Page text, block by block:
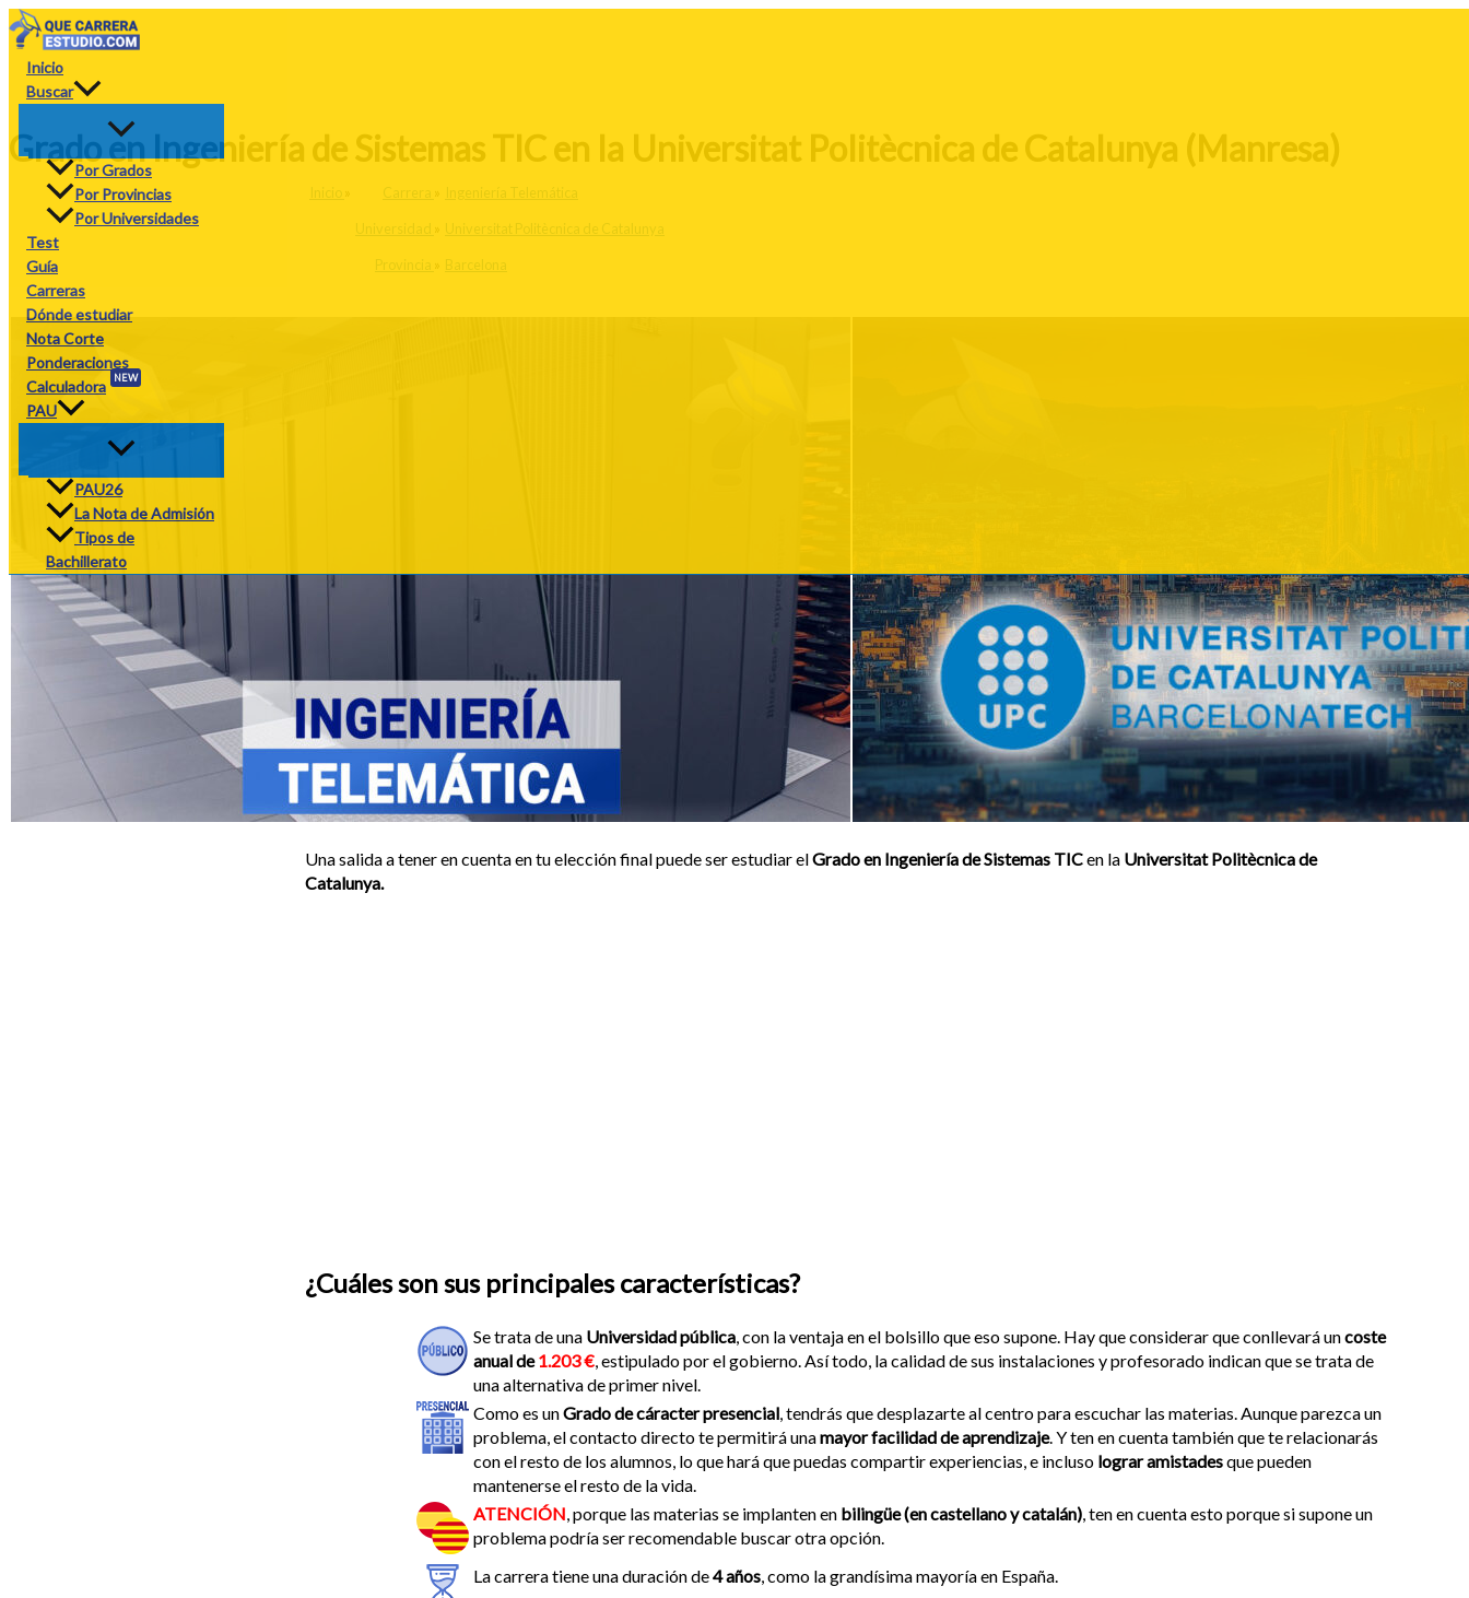
Ir
al
contenido
Inicio
Buscar
Por Grados
Por Provincias
Por Universidades
Test
Guía
Carreras
Dónde estudiar
Nota Corte
Ponderaciones
Calculadora
NEW
PAU
PAU26
La Nota de Admisión
Tipos de
Bachillerato
Grado en Ingeniería de Sistemas TIC en la Universitat Politècnica de Catalunya (Manresa)
Inicio Carrera Ingeniería Telemática
Universidad Universitat Politècnica de Catalunya
Provincia Barcelona
Una salida a tener en cuenta en tu elección final puede ser estudiar elGrado en Ingeniería de Sistemas TICen la Universitat Politècnica de
Catalunya.
¿Cuáles son sus principales características?
Se trata de una Universidad pública , con la ventaja en el bolsillo que eso supone. Hay que considerar que conllevará uncoste
anual de1.203 € , estipulado por el gobierno. Así todo, la calidad de sus instalaciones y profesorado indican que se trata de
una alternativa de primer nivel.
Como es unGrado de cáracter presencial , tendrás que desplazarte al centro para escuchar las materias. Aunque parezca un
problema, el contacto directo te permitirá unamayor facilidad de aprendizaje. Y ten en cuenta también que te relacionarás
con el resto de los alumnos, lo que hará que puedas compartir experiencias, e incluso lograr amistadesque pueden
mantenerse el resto de la vida.
ATENCIÓN , porque las materias se implanten en bilingüe (en castellano y catalán) , ten en cuenta esto porque si supone un
problema podría ser recomendable buscar otra opción.
La carrera tiene una duración de4 años , como la grandísima mayoría en España.